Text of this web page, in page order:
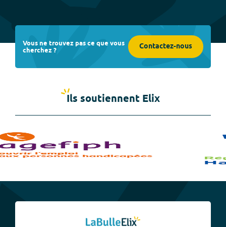
Vous ne trouvez pas ce que vous
cherchez ? Contactez-nous
Ils soutiennent Elix